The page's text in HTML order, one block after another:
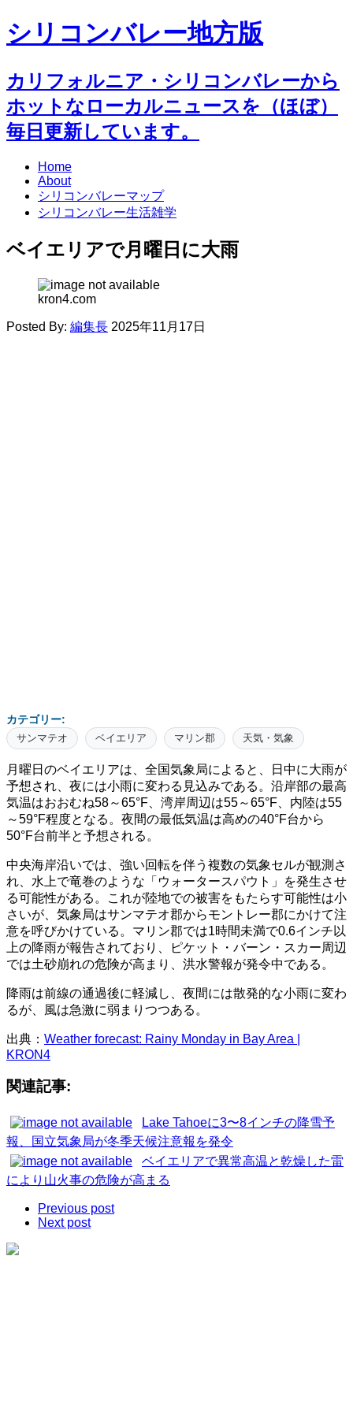
シリコンバレー地方版
カリフォルニア・シリコンバレーから
ホットなローカルニュースを（ほぼ）
毎日更新しています。
Home
About
シリコンバレーマップ
シリコンバレー生活雑学
ベイエリアで月曜日に大雨
kron4.com
Posted By: 編集長 2025年11月17日
カテゴリー:
サンマテオ ベイエリア マリン郡 天気・気象
月曜日のベイエリアは、全国気象局によると、日中に大雨が
予想され、夜には小雨に変わる見込みである。沿岸部の最高
気温はおおむね58～65°F、湾岸周辺は55～65°F、内陸は55
～59°F程度となる。夜間の最低気温は高めの40°F台から
50°F台前半と予想される。
中央海岸沿いでは、強い回転を伴う複数の気象セルが観測さ
れ、水上で竜巻のような「ウォータースパウト」を発生させ
る可能性がある。これが陸地での被害をもたらす可能性は小
さいが、気象局はサンマテオ郡からモントレー郡にかけて注
意を呼びかけている。マリン郡では1時間未満で0.6インチ以
上の降雨が報告されており、ピケット・バーン・スカー周辺
では土砂崩れの危険が高まり、洪水警報が発令中である。
降雨は前線の通過後に軽減し、夜間には散発的な小雨に変わ
るが、風は急激に弱まりつつある。
出典： Weather forecast: Rainy Monday in Bay Area |
KRON4
関連記事:
Lake Tahoeに3〜8インチの降雪予
報、国立気象局が冬季天候注意報を発令
ベイエリアで異常高温と乾燥した雷
により山火事の危険が高まる
Previous post
Next post